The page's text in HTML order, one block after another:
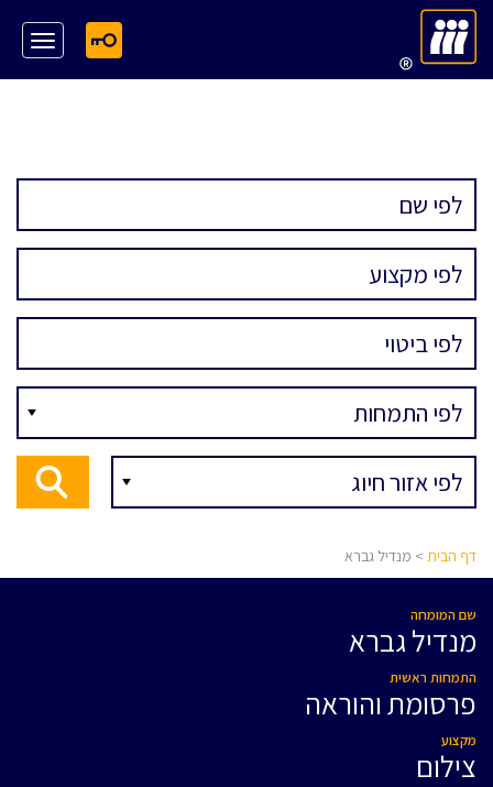
דף הבית > מנדיל גברא
שם המומחה
מנדיל גברא
התמחות ראשית
פרסומת והוראה
מקצוע
צילום